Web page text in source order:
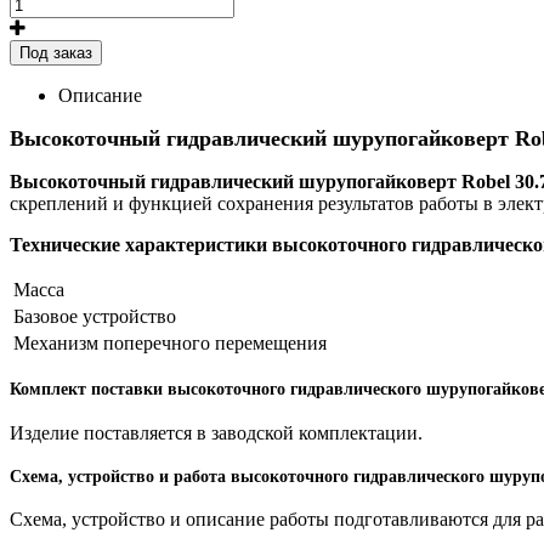
Под заказ
Описание
Высокоточный гидравлический шурупогайковерт
Высокоточный гидравлический шурупогайковерт Robel
скреплений и функцией сохранения результатов работы в
Технические характеристики высокоточного
Масса
Базовое устройство
Механизм поперечного перемещения
Комплект поставки высокоточного гидравлического
Изделие поставляется в заводской комплектации.
Схема, устройство и работа высокоточного гидравлического
Схема, устройство и описание работы подготавливаются для